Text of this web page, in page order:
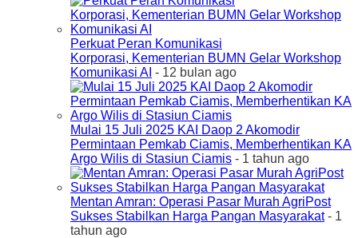
Perkuat Peran Komunikasi
Korporasi, Kementerian BUMN Gelar Workshop
Komunikasi AI - 12 bulan ago
Mulai 15 Juli 2025 KAI Daop 2 Akomodir
Permintaan Pemkab Ciamis, Memberhentikan KA
Argo Wilis di Stasiun Ciamis - 1 tahun ago
Mentan Amran: Operasi Pasar Murah AgriPost
Sukses Stabilkan Harga Pangan Masyarakat- 1
tahun ago